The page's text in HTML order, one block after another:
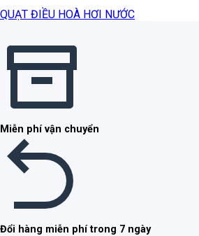
QUẠT ĐIỀU HOÀ HƠI NƯỚC
Miễn phí vận chuyển
Đổi hàng miễn phí trong 7 ngày